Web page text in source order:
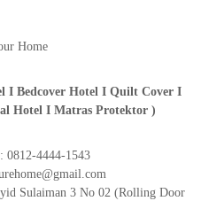
Home
I Bedcover Hotel I Quilt Cover I
Hotel I Matras Protektor )
0812-4444-1543
Sulaiman 3 No 02 (Rolling Door